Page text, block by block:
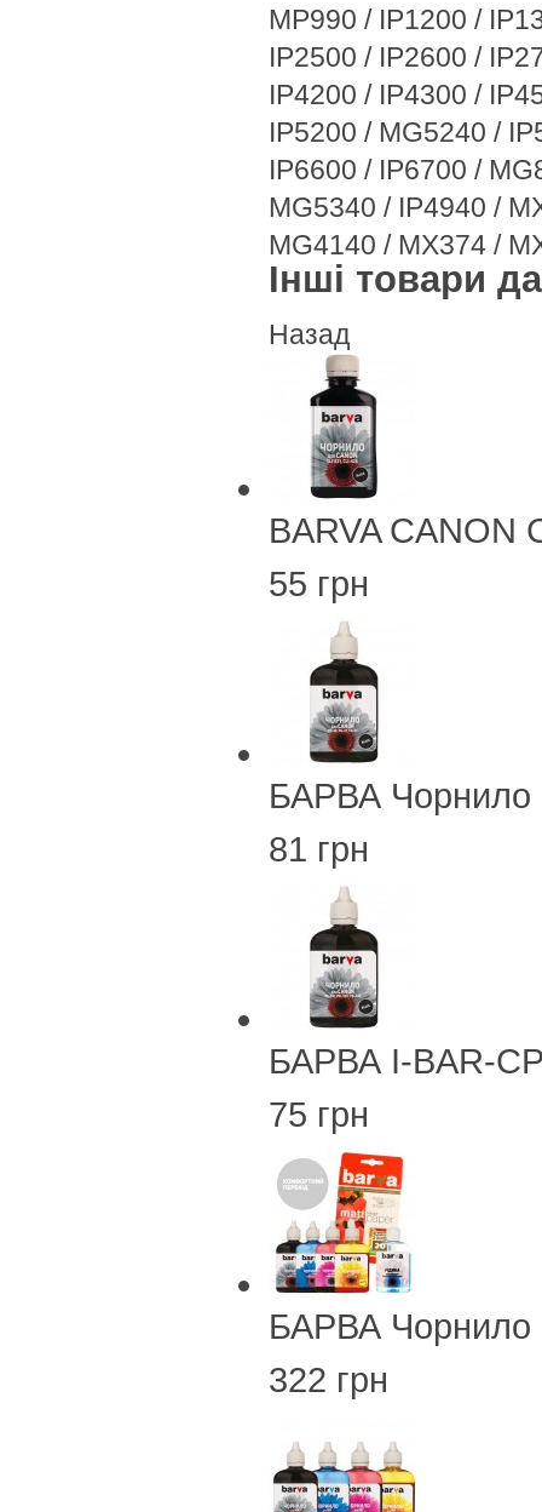
MP990 / IP1200 /
IP2500 / IP2600 /
IP4200 / IP4300 /
IP5200 / MG5240 /
IP6600 / IP6700 /
MG5340 / IP4940 /
MG4140 / MX374 /
Інші товари
Назад
BARVA CANON
55 грн
БАРВА Чорнило
81 грн
БАРВА I-BAR-
75 грн
БАРВА Чорнило
322 грн